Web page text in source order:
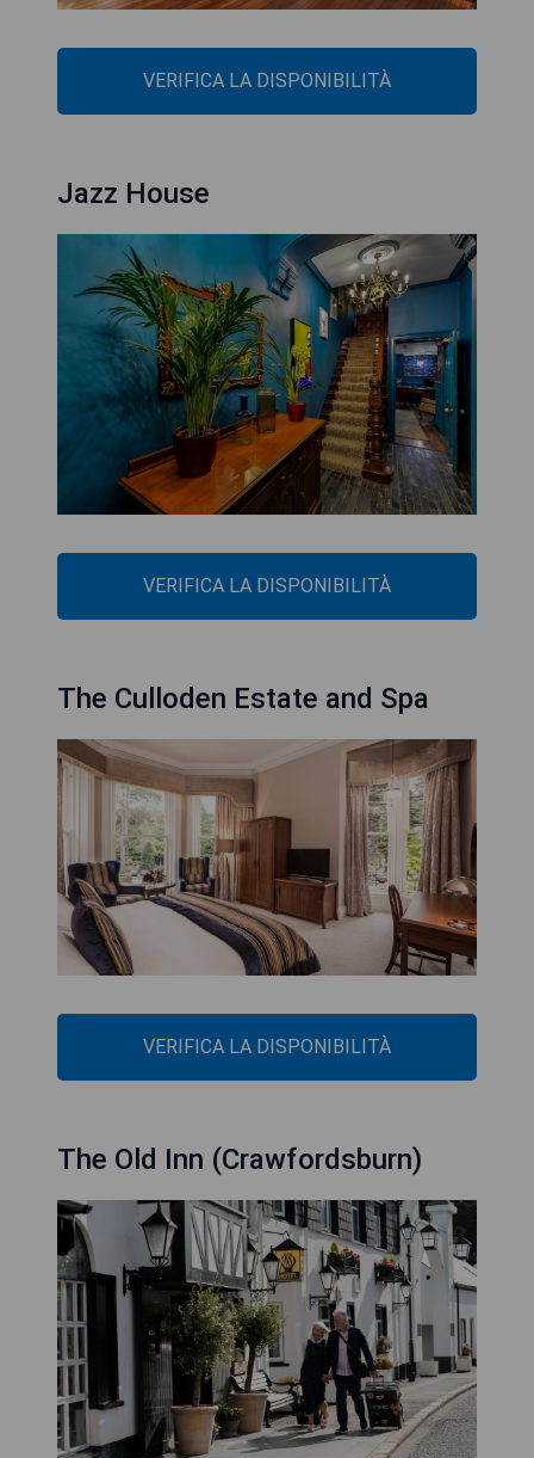
VERIFICA LA DISPONIBILITÀ
Jazz House
VERIFICA LA DISPONIBILITÀ
The Culloden Estate and Spa
VERIFICA LA DISPONIBILITÀ
The Old Inn (Crawfordsburn)